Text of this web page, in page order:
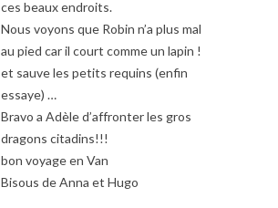
ces beaux endroits.
Nous voyons que Robin n’a plus mal
au pied car il court comme un lapin !
et sauve les petits requins (enfin
essaye) …
Bravo a Adèle d’affronter les gros
dragons citadins!!!
bon voyage en Van
Bisous de Anna et Hugo